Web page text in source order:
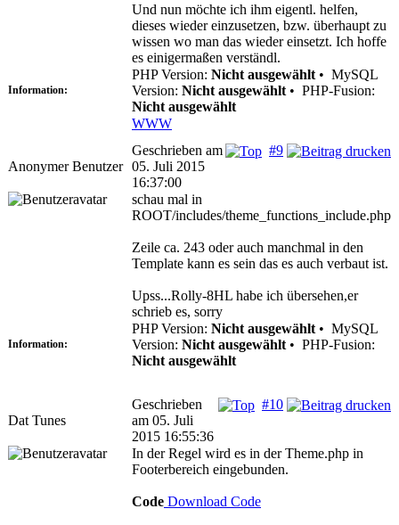
Und nun möchte ich ihm eigentl. helfen,
dieses wieder einzusetzen, bzw. überhaupt zu
wissen wo man das wieder einsetzt. Ich hoffe
es einigermaßen verständl.
Information:
PHP Version: Nicht ausgewählt • MySQL
Version: Nicht ausgewählt • PHP-Fusion:
Nicht ausgewählt
WWW
Anonymer Benutzer
#9
Geschrieben am
05. Juli 2015
16:37:00
schau mal in
ROOT/includes/theme_functions_include.php
Zeile ca. 243 oder auch manchmal in den
Template kann es sein das es auch verbaut ist.
Upss...Rolly-8HL habe ich übersehen,er
schrieb es, sorry
Information:
PHP Version: Nicht ausgewählt • MySQL
Version: Nicht ausgewählt • PHP-Fusion:
Nicht ausgewählt
Dat Tunes
#10
Geschrieben
am 05. Juli
2015 16:55:36
In der Regel wird es in der Theme.php in
Footerbereich eingebunden.
Code Download Code